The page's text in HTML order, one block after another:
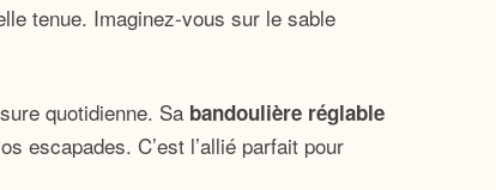
tenue. Imaginez-vous sur le sable
quotidienne. Sa bandoulière réglable
escapades. C’est l’allié parfait pour